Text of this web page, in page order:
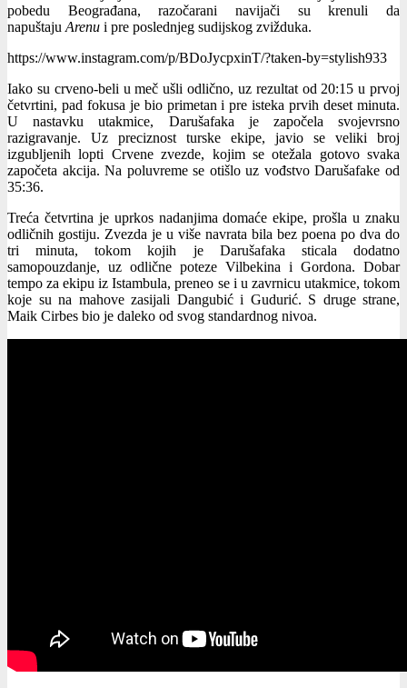
pobedu Beograđana, razočarani navijači su krenuli da
napuštaju Arenu i pre poslednjeg sudijskog zvižduka.
https://www.instagram.com/p/BDoJycpxinT/?taken-by=stylish933
Iako su crveno-beli u meč ušli odlično, uz rezultat od 20:15 u prvoj
četvrtini, pad fokusa je bio primetan i pre isteka prvih deset minuta.
U nastavku utakmice, Darušafaka je započela svojevrsno
razigravanje. Uz preciznost turske ekipe, javio se veliki broj
izgubljenih lopti Crvene zvezde, kojim se otežala gotovo svaka
započeta akcija. Na poluvreme se otišlo uz vođstvo Darušafake od
35:36.
Treća četvrtina je uprkos nadanjima domaće ekipe, prošla u znaku
odličnih gostiju. Zvezda je u više navrata bila bez poena po dva do
tri minuta, tokom kojih je Darušafaka sticala dodatno
samopouzdanje, uz odlične poteze Vilbekina i Gordona. Dobar
tempo za ekipu iz Istambula, preneo se i u zavrnicu utakmice, tokom
koje su na mahove zasijali Dangubić i Gudurić. S druge strane,
Maik Cirbes bio je daleko od svog standardnog nivoa.